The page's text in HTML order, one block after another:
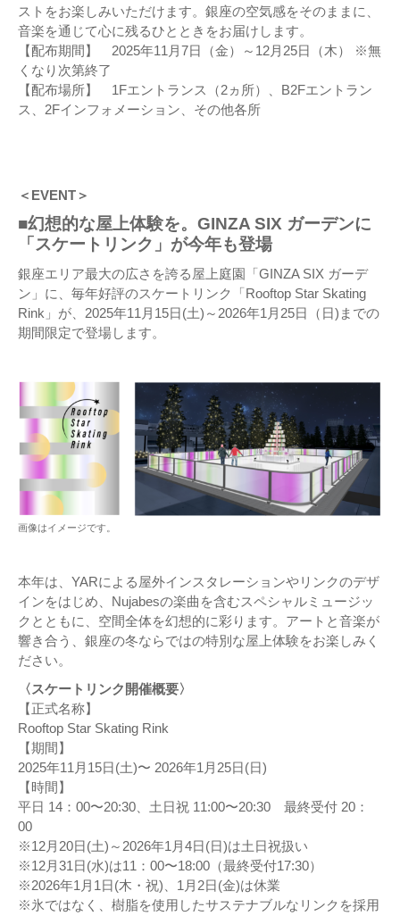
ストをお楽しみいただけます。銀座の空気感をそのままに、
音楽を通じて心に残るひとときをお届けします。
【配布期間】 2025年11月7日（金）～12月25日（木） ※無
くなり次第終了
【配布場所】 1Fエントランス（2ヵ所）、B2Fエントラン
ス、2Fインフォメーション、その他各所
＜EVENT＞
■幻想的な屋上体験を。GINZA SIX ガーデンに
「スケートリンク」が今年も登場
銀座エリア最大の広さを誇る屋上庭園「GINZA SIX ガーデ
ン」に、毎年好評のスケートリンク「Rooftop Star Skating
Rink」が、2025年11月15日(土)～2026年1月25日（日)までの
期間限定で登場します。
画像はイメージです。
本年は、YARによる屋外インスタレーションやリンクのデザ
インをはじめ、Nujabesの楽曲を含むスペシャルミュージッ
クとともに、空間全体を幻想的に彩ります。アートと音楽が
響き合う、銀座の冬ならではの特別な屋上体験をお楽しみく
ださい。
〈スケートリンク開催概要〉
【正式名称】
Rooftop Star Skating Rink
【期間】
2025年11月15日(土)〜 2026年1月25日(日)
【時間】
平日 14：00〜20:30、土日祝 11:00〜20:30 最終受付 20：
00
※12月20日(土)～2026年1月4日(日)は土日祝扱い
※12月31日(水)は11：00〜18:00（最終受付17:30）
※2026年1月1日(木・祝)、1月2日(金)は休業
※氷ではなく、樹脂を使用したサステナブルなリンクを採用